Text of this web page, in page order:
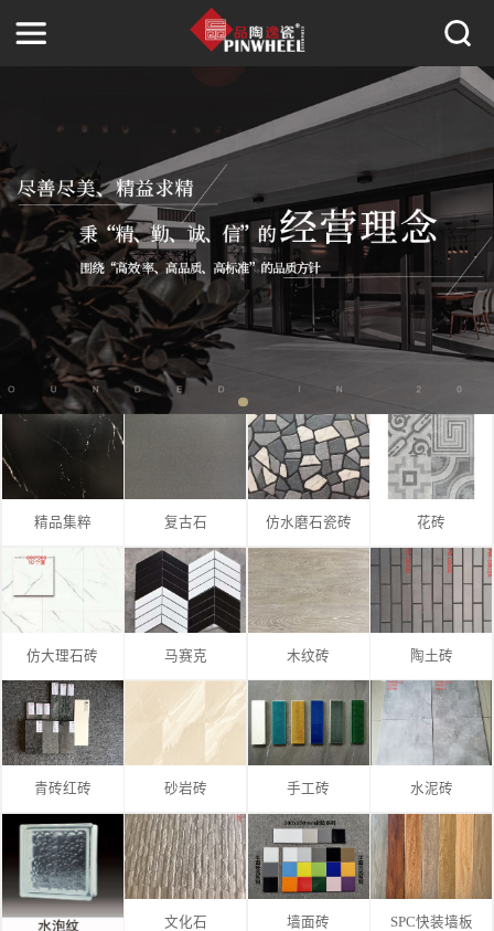
精品集粹 复古石 仿水磨石瓷砖 花砖
仿大理石砖 马赛克 木纹砖 陶土砖
青砖红砖 砂岩砖 手工砖 水泥砖
文化石 墙面砖 SPC快装墙板